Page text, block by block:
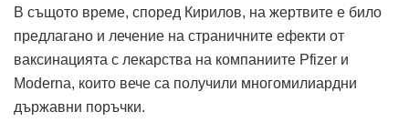
В същото време, според Кирилов, на жертвите е било
предлагано и лечение на страничните ефекти от
ваксинацията с лекарства на компаниите Pfizer и
Moderna, които вече са получили многомилиардни
държавни поръчки.